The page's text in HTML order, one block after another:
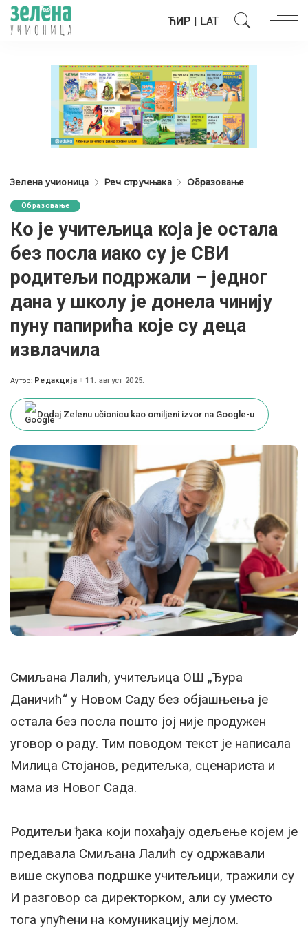
ЋИР | LAT
Зелена учионица Реч стручњака Образовање
Образовање
Ко је учитељица која је остала
без посла иако су је СВИ
родитељи подржали – једног
дана у школу је донела чинију
пуну папирића које су деца
извлачила
Posted
Аутор: Редакција 11. август 2025.
Dodaj Zelenu učionicu kao omiljeni izvor na Google-u
Смиљана Лалић, учитељица ОШ „Ђура
Даничић“ у Новом Саду без објашњења је
остала без посла пошто јој није продужен
уговор о раду. Тим поводом текст је написала
Милица Стојанов, редитељка, сценариста и
мама из Новог Сада.
Родитељи ђака који похађају одељење којем је
предавала Смиљана Лалић су одржавали
више скупова подршке учитељици, тражили су
И разговор са директорком, али су уместо
тога упућени на комуникацију мејлом.